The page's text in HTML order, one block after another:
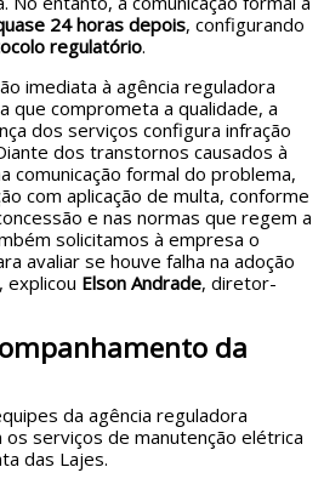
24 horas depois, configurando
regulatório.
imediata à agência reguladora
que comprometa a qualidade, a
dos serviços configura infração
dos transtornos causados à
comunicação formal do problema,
com aplicação de multa, conforme
e nas normas que regem a
solicitamos à empresa o
avaliar se houve falha na adoção
explicou Elson Andrade, diretor-
da
da agência reguladora
os serviços de manutenção elétrica
das Lajes.